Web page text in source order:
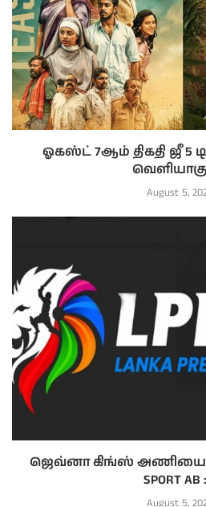
ஓகஸ்ட் 7ஆம் திகதி ஜீ 5
August 5,
ஜெவ்னா கிங்ஸ் அணியை
SPORT AB
August 5,